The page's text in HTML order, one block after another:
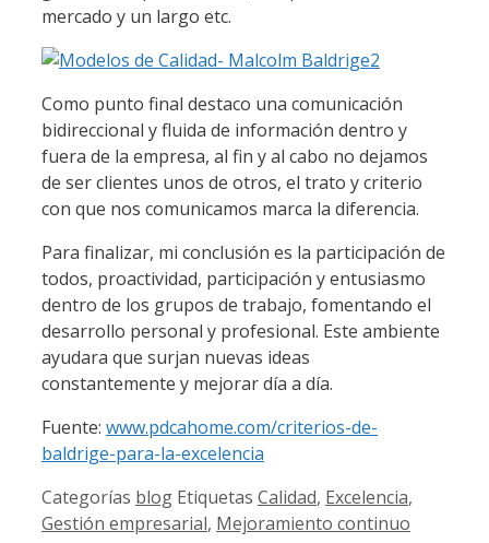
mercado y un largo etc.
Como punto final destaco una comunicación
bidireccional y fluida de información dentro y
fuera de la empresa, al fin y al cabo no dejamos
de ser clientes unos de otros, el trato y criterio
con que nos comunicamos marca la diferencia.
Para finalizar, mi conclusión es la participación de
todos, proactividad, participación y entusiasmo
dentro de los grupos de trabajo, fomentando el
desarrollo personal y profesional. Este ambiente
ayudara que surjan nuevas ideas
constantemente y mejorar día a día.
Fuente: www.pdcahome.com/criterios-de-
baldrige-para-la-excelencia
Categorías blog Etiquetas Calidad, Excelencia,
Gestión empresarial, Mejoramiento continuo